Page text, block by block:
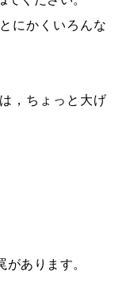
にかくいろんな
，ちょっと大げ
あります。